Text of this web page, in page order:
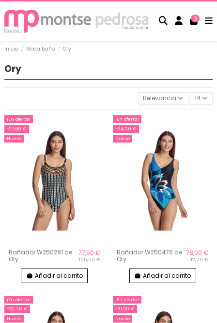
0
Inicio Moda baño Ory
Ory
Relevancia 14
¡En oferta!
-27,50 €
Nuevo
Bañador W250281 de
Ory
77,50 €
105,00 €
Añadir al carrito
¡En oferta!
-34,00 €
Nuevo
Bañador W250476 de
Ory
78,00 €
112,00 €
Añadir al carrito
¡En oferta!
-32,00 €
Nuevo
¡En oferta!
-31,50 €
Nuevo